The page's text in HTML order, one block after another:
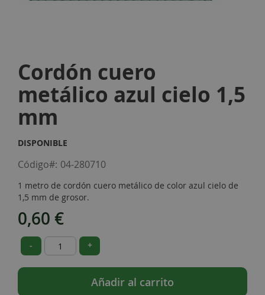
the
beginning
of
the
images
gallery
Cordón cuero
metálico azul cielo 1,5
mm
DISPONIBLE
Código 04-280710
1 metro de cordón cuero metálico de color azul cielo de
1,5 mm de grosor.
0,60 €
- +
Añadir al carrito